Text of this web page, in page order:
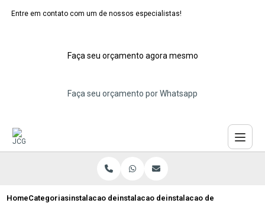
Entre em contato com um de nossos especialistas!
Faça seu orçamento agora mesmo
Faça seu orçamento por Whatsapp
HomeCategoriasinstalacao de forros de isopor
instalacao de forro de isopor modular
instalacao de forros de